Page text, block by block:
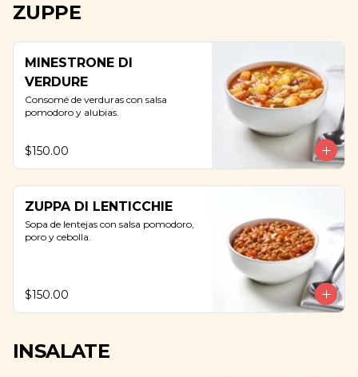
ZUPPE
MINESTRONE DI
VERDURE
Consomé de verduras con salsa
pomodoro y alubias.
$150.00
ZUPPA DI LENTICCHIE
Sopa de lentejas con salsa pomodoro,
poro y cebolla.
$150.00
INSALATE